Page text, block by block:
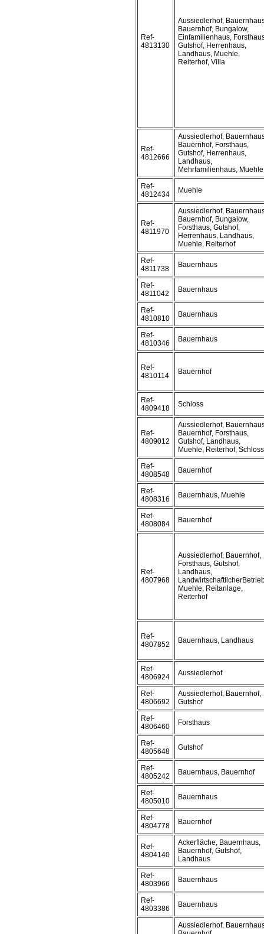
Ref-
4813130
Aussiedlerhof,
Bauernhof, Bungalow,
Einfamilienhaus,
Gutshof, Herrenhaus,
Landhaus, Muehle,
Reiterhof, Villa
Ref-
4812666
Aussiedlerhof,
Bauernhof, Forsthaus,
Gutshof, Herrenhaus,
Landhaus,
Mehrfamilienhaus, Muehle
Ref-
4812434
Muehle
Ref-
4811970
Aussiedlerhof,
Bauernhof, Bungalow,
Forsthaus, Gutshof,
Herrenhaus, Landhaus,
Muehle, Reiterhof
Ref-
4811738
Bauernhaus
Ref-
4811042
Bauernhaus
Ref-
4810810
Bauernhaus
Ref-
4810346
Bauernhaus
Ref-
4810114
Bauernhof
Ref-
4809418
Schloss
Ref-
4809012
Aussiedlerhof,
Bauernhof, Forsthaus,
Gutshof, Landhaus,
Muehle, Reiterhof, Schloss
Ref-
4808548
Bauernhof
Ref-
4808316
Bauernhaus, Muehle
Ref-
4808084
Bauernhof
Ref-
4807968
Aussiedlerhof, Bauernhof,
Forsthaus, Gutshof,
Landhaus,
Muehle, Reitanlage,
Reiterhof
Ref-
4807852
Bauernhaus, Landhaus
Ref-
4806924
Aussiedlerhof
Ref-
4806692
Aussiedlerhof, Bauernhof,
Gutshof
Ref-
4806460
Forsthaus
Ref-
4805648
Gutshof
Ref-
4805242
Bauernhaus, Bauernhof
Ref-
4805010
Bauernhaus
Ref-
4804778
Bauernhof
Ref-
4804140
Ackerfläche, Bauernhaus,
Bauernhof, Gutshof,
Landhaus
Ref-
4803966
Bauernhaus
Ref-
4803386
Bauernhaus
Aussiedlerhof,